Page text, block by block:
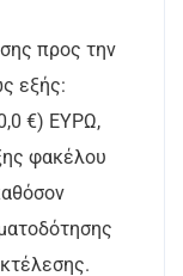
προς την
εξής:
€) ΕΥΡΩ,
φακέλου